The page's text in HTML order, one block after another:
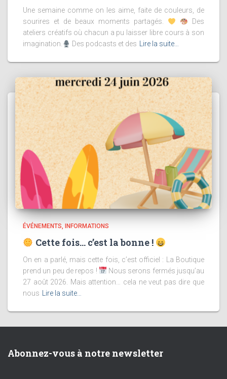
Une semaine comme on les aime, faite de couleurs, de
sourires et de beaux moments partagés.
Des
ateliers créatifs où chacun a pu laisser libre cours à son
imagination.
Des podcasts et des Lire la suite…
ÉVÉNEMENTS INFORMATIONS
Cette fois… c’est la bonne !
On en a parlé, mais cette fois, c’est officiel : La Boutique
prend un peu de repos !
Nous serons fermés jusqu’au
27 août 2026. Mais attention… cela ne veut pas dire que
nous
Lire la suite…
Abonnez-vous à notre newsletter